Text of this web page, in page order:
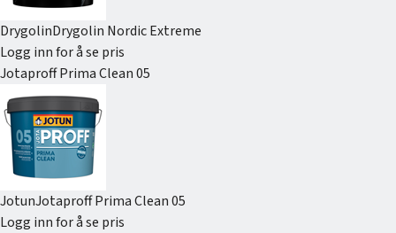
DrygolinDrygolin Nordic Extreme
Logg inn for å se pris
Jotaproff Prima Clean 05
JotunJotaproff Prima Clean 05
Logg inn for å se pris